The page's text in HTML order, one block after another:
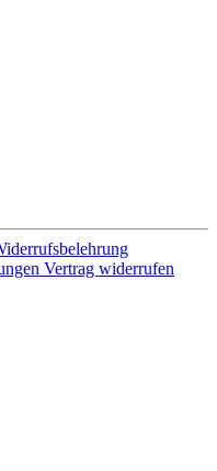
Vertrag widerrufen